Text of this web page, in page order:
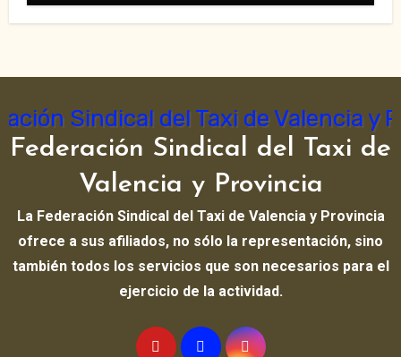
Federación Sindical del Taxi de
Valencia y Provincia
La Federación Sindical del Taxi de Valencia y Provincia
ofrece a sus afiliados, no sólo la representación, sino
también todos los servicios que son necesarios para el
ejercicio de la actividad.